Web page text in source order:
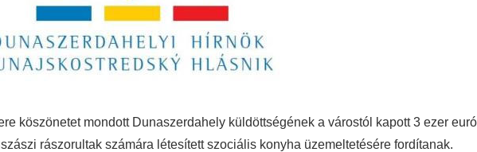
köszönetet mondott Dunaszerdahely küldöttségének a várostól kapott 3 ezer
rászorultak számára létesített szociális konyha üzemeltetésére fordítanak.